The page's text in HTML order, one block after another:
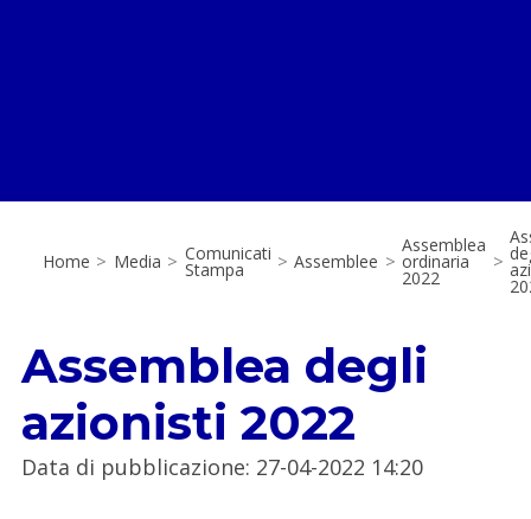
Home > Media > Comunicati
Stampa > Assemblee >
Assemblea
ordinaria
2022
>
Assemblea degli
azionisti 2022
Data di pubblicazione: 27-04-2022 14:20